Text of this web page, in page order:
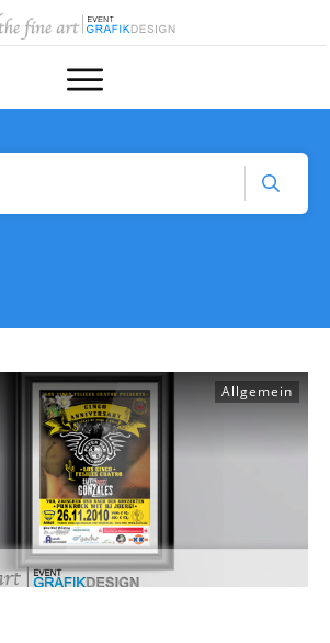
Allgemein